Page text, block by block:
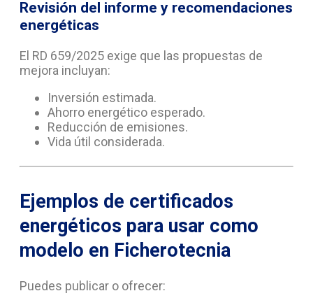
Revisión del informe y recomendaciones
energéticas
El RD 659/2025 exige que las propuestas de
mejora incluyan:
Inversión estimada.
Ahorro energético esperado.
Reducción de emisiones.
Vida útil considerada.
Ejemplos de certificados
energéticos para usar como
modelo en Ficherotecnia
Puedes publicar o ofrecer: